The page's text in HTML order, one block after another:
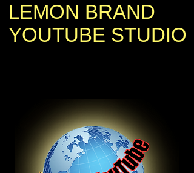
LEMON BRAND
YOUTUBE STUDIO